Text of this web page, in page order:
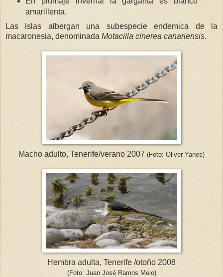
amarillenta.
Las islas albergan una subespecie endemica de la
macaronesia, denominada Motacilla cinerea canariensis.
Macho adulto, Tenerife/verano 2007 (Foto: Oliver Yanes)
Hembra adulta, Tenerife /otoño 2008
(Foto: Juan José Ramos Melo)